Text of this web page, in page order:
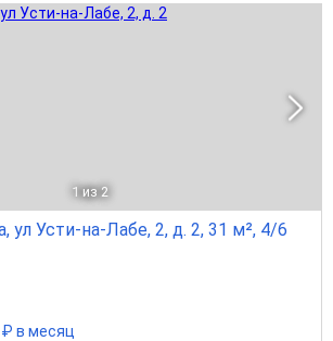
1 из 2
ул Усти-на-Лабе, 2, д. 2, 31 м², 4/6
₽ в месяц